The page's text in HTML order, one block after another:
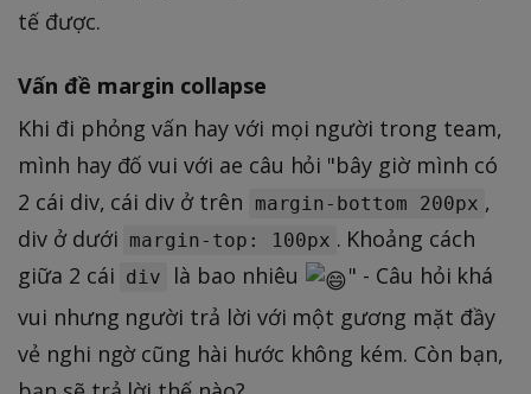
tế được.
Vấn đề margin collapse
Khi đi phỏng vấn hay với mọi người trong team,
mình hay đố vui với ae câu hỏi "bây giờ mình có
2 cái div, cái div ở trên
margin-bottom 200px ,
div ở dưới margin-top: 100px . Khoảng cách
giữa 2 cái div là bao nhiêu
" - Câu hỏi khá
vui nhưng người trả lời với một gương mặt đầy
vẻ nghi ngờ cũng hài hước không kém. Còn bạn,